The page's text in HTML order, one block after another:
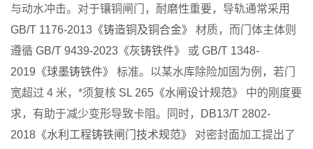
与动水冲击。对于镶铜闸门，耐磨性重要，导轨通常采用
GB/T 1176-2013《铸造铜及铜合金》
材质，而门体主体则
遵循 GB/T 9439-2023《灰铸铁件》 或 GB/T 1348-
2019《球墨铸铁件》
标准。以某水库除险加固为例，若门
宽超过 4 米，*须复核 SL 265《水闸设计规范》
中的刚度要
求，有助于减少变形导致卡阻。同时，
DB13/T 2802-
2018《水利工程铸铁闸门技术规范》
对密封面加工提出了